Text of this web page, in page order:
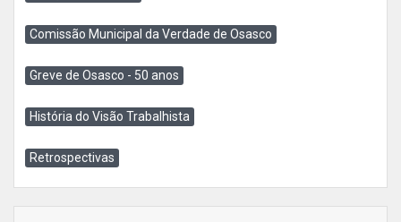
Comissão Municipal da Verdade de Osasco
Greve de Osasco - 50 anos
História do Visão Trabalhista
Retrospectivas